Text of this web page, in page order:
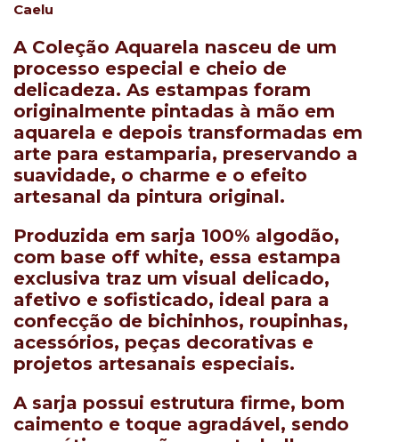
Caelu
A Coleção Aquarela nasceu de um
processo especial e cheio de
delicadeza. As estampas foram
originalmente pintadas à mão em
aquarela e depois transformadas em
arte para estamparia, preservando a
suavidade, o charme e o efeito
artesanal da pintura original.
Produzida em sarja 100% algodão,
com base off white, essa estampa
exclusiva traz um visual delicado,
afetivo e sofisticado, ideal para a
confecção de bichinhos, roupinhas,
acessórios, peças decorativas e
projetos artesanais especiais.
A sarja possui estrutura firme, bom
caimento e toque agradável, sendo